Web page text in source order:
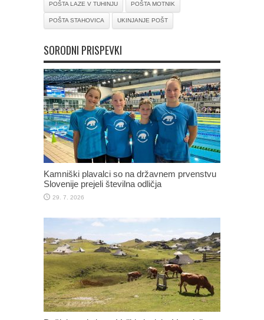
POŠTA LAZE V TUHINJU POŠTA MOTNIK
POŠTA STAHOVICA UKINJANJE POŠT
SORODNI PRISPEVKI
Kamniški plavalci so na državnem prvenstvu
Slovenije prejeli številna odličja
29. 7. 2026